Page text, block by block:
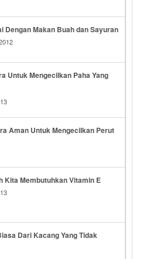
Dengan Makan Buah dan Sayuran
Untuk Mengecilkan Paha Yang
Aman Untuk Mengecilkan Perut
Kita Membutuhkan Vitamin E
Dari Kacang Yang Tidak